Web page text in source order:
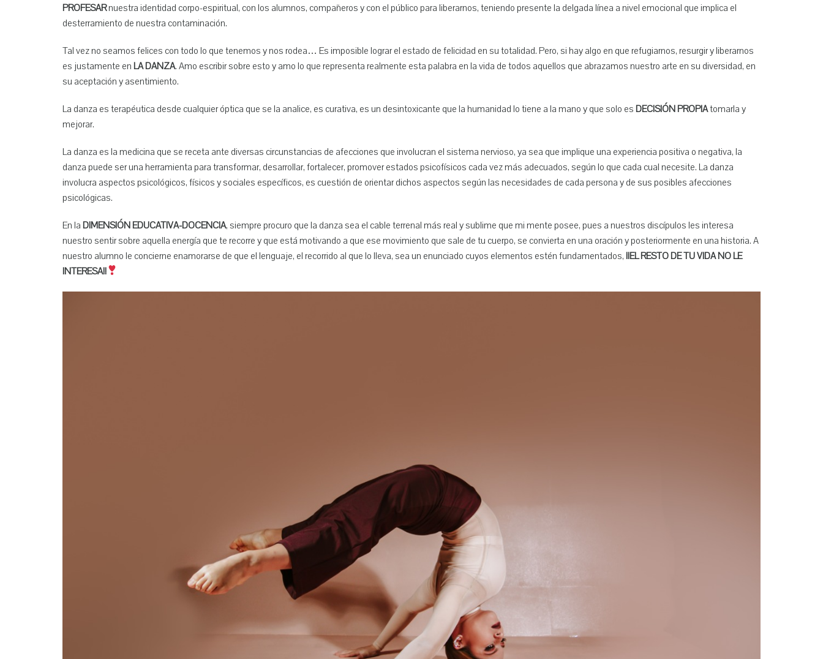
PROFESARnuestra identidad corpo-espiritual, con los alumnos, compañeros y con el público para liberarnos, teniendo presente la delgada línea a nivel emocional que implica el
desterramiento de nuestra contaminación.
Tal vez no seamos felices con todo lo que tenemos y nos rodea… Es imposible lograr el estado de felicidad en su totalidad. Pero, si hay algo en que refugiarnos, resurgir y liberarnos
es justamente en LA DANZA. Amo escribir sobre esto y amo lo que representa realmente esta palabra en la vida de todos aquellos que abrazamos nuestro arte en su diversidad, en
su aceptación y asentimiento.
La danza es terapéutica desde cualquier óptica que se la analice, es curativa, es un desintoxicante que la humanidad lo tiene a la mano y que solo es DECISIÓN PROPIAtomarla y
mejorar.
La danza es la medicina que se receta ante diversas circunstancias de afecciones que involucran el sistema nervioso, ya sea que implique una experiencia positiva o negativa, la
danza puede ser una herramienta para transformar, desarrollar, fortalecer, promover estados psicofísicos cada vez más adecuados, según lo que cada cual necesite. La danza
involucra aspectos psicológicos, físicos y sociales específicos, es cuestión de orientar dichos aspectos según las necesidades de cada persona y de sus posibles afecciones
psicológicas.
En la DIMENSIÓN EDUCATIVA-DOCENCIA, siempre procuro que la danza sea el cable terrenal más real y sublime que mi mente posee, pues a nuestros discípulos les interesa
nuestro sentir sobre aquella energía que te recorre y que está motivando a que ese movimiento que sale de tu cuerpo, se convierta en una oración y posteriormente en una historia. A
nuestro alumno le concierne enamorarse de que el lenguaje, el recorrido al que lo lleva, sea un enunciado cuyos elementos estén fundamentados, ¡¡EL RESTO DE TU VIDA NO LE
INTERESA!!